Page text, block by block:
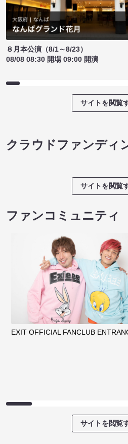
８月本公演（8/1～8/23）
08/08 08:30 開場 09:00 開演
サイトを閲覧
クラウドファンディ
サイトを閲覧
ファンコミュニティ
EXIT OFFICIAL FANCLUB
サイトを閲覧